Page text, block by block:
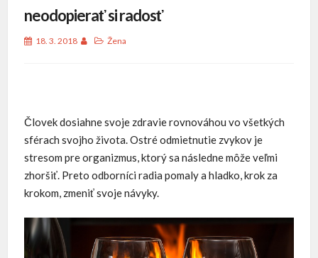
neodopierať si radosť
18. 3. 2018 Žena
Človek dosiahne svoje zdravie rovnováhou vo všetkých
sférach svojho života. Ostré odmietnutie zvykov je
stresom pre organizmus, ktorý sa následne môže veľmi
zhoršiť. Preto odborníci radia pomaly a hladko, krok za
krokom, zmeniť svoje návyky.